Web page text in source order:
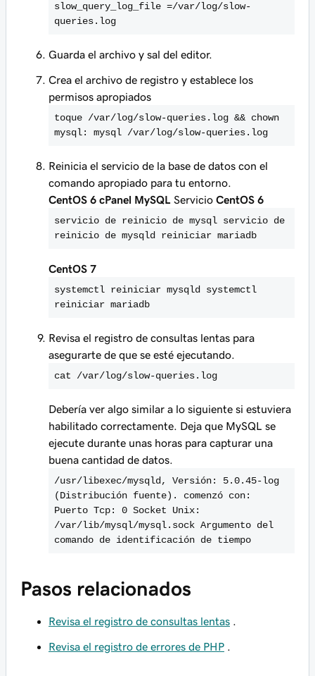
slow_query_log_file =/var/log/slow-
queries.log
Guarda el archivo y sal del editor.
Crea el archivo de registro y establece los
permisos apropiados
toque /var/log/slow-queries.log && chown
mysql: mysql /var/log/slow-queries.log
Reinicia el servicio de la base de datos con el
comando apropiado para tu entorno.
CentOS 6 cPanel MySQL Servicio CentOS 6
servicio de reinicio de mysql servicio de
reinicio de mysqld reiniciar mariadb
CentOS 7
systemctl reiniciar mysqld systemctl
reiniciar mariadb
Revisa el registro de consultas lentas para
asegurarte de que se esté ejecutando.
cat /var/log/slow-queries.log
Debería ver algo similar a lo siguiente si estuviera
habilitado correctamente. Deja que MySQL se
ejecute durante unas horas para capturar una
buena cantidad de datos.
/usr/libexec/mysqld, Versión: 5.0.45-log
(Distribución fuente). comenzó con:
Puerto Tcp: 0 Socket Unix:
/var/lib/mysql/mysql.sock Argumento del
comando de identificación de tiempo
Pasos relacionados
Revisa el registro de consultas lentas
Revisa el registro de errores de PHP